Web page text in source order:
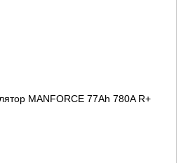
MANFORСE 77Ah 780A R+